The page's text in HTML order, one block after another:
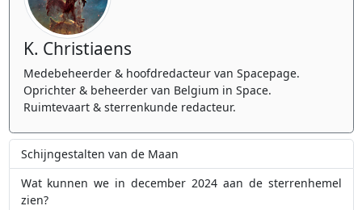
K. Christiaens
Medebeheerder & hoofdredacteur van Spacepage.
Oprichter & beheerder van Belgium in Space.
Ruimtevaart & sterrenkunde redacteur.
Schijngestalten van de Maan
Wat kunnen we in december 2024 aan de sterrenhemel
zien?